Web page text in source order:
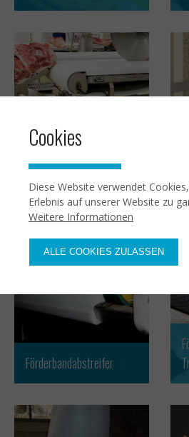
Förderbandabstreifer
Cookies
Diese Website verwendet
Erlebnis auf unserer Website zu
Weitere Informationen
ALLE COOKIES ZULASSEN